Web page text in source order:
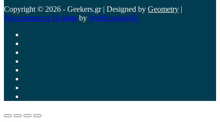
Copyright © 2026 - Geekers.gr | Designed by Geometry |
Woocommerce Hosting by WebHosting|4U